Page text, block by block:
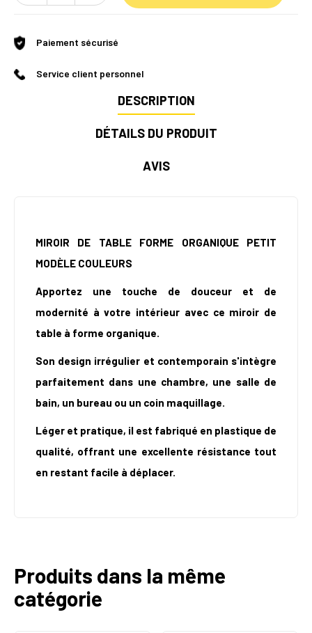
Paiement sécurisé
Service client personnel
DESCRIPTION
DÉTAILS DU PRODUIT
AVIS
MIROIR DE TABLE FORME ORGANIQUE PETIT
MODÈLE COULEURS
Apportez une touche de douceur et de
modernité à votre intérieur avec ce miroir de
table à forme organique.
Son design irrégulier et contemporain s'intègre
parfaitement dans une chambre, une salle de
bain, un bureau ou un coin maquillage.
Léger et pratique, il est fabriqué en plastique de
qualité, offrant une excellente résistance tout
en restant facile à déplacer.
Produits dans la même
catégorie